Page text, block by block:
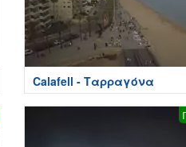
Calafell - Ταρραγόνα